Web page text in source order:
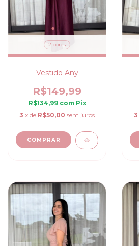
2 cores
Vestido Any
R$149,99
R$134,99 com Pix
3 x de R$50,00 sem juros
COMPRAR
3